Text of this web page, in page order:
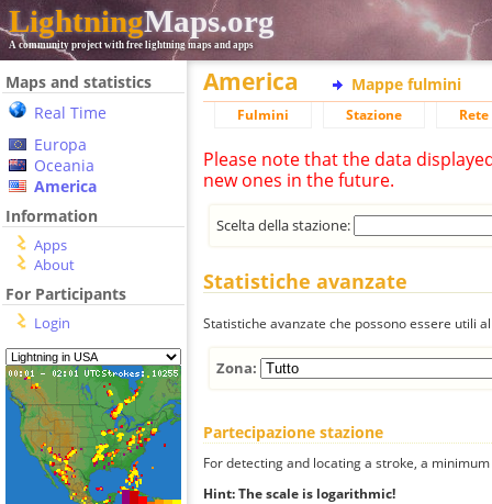
LightningMaps.org
A community project with free lightning maps and apps
Maps and statistics
Real Time
Europa
Oceania
America
Information
Apps
About
For Participants
Login
America Mappe fulmini
Fulmini Stazione
Please note that the data
new ones in the future.
Scelta della stazione:
Statistiche avanzate
Statistiche avanzate che possono essere utili
Zona:
Partecipazione stazione
For detecting and locating a stroke, a
Hint: The scale is logarithmic!